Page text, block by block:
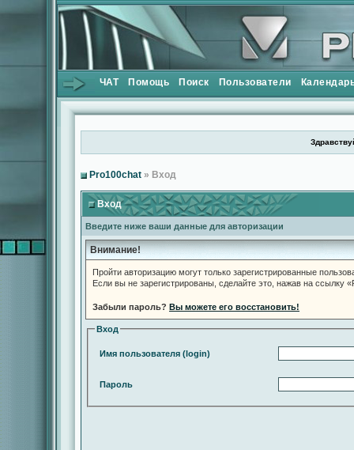
ЧАТ Помощь Поиск Пользователи
Pro100chat » Вход
Вход
Введите ниже ваши данные для авторизации
Внимание!
Пройти авторизацию могут только зарегистрированные
Если вы не зарегистрированы, сделайте это, нажав на ссылку
Забыли пароль? Вы можете его восстановить!
Вход
Имя пользователя (login)
Пароль